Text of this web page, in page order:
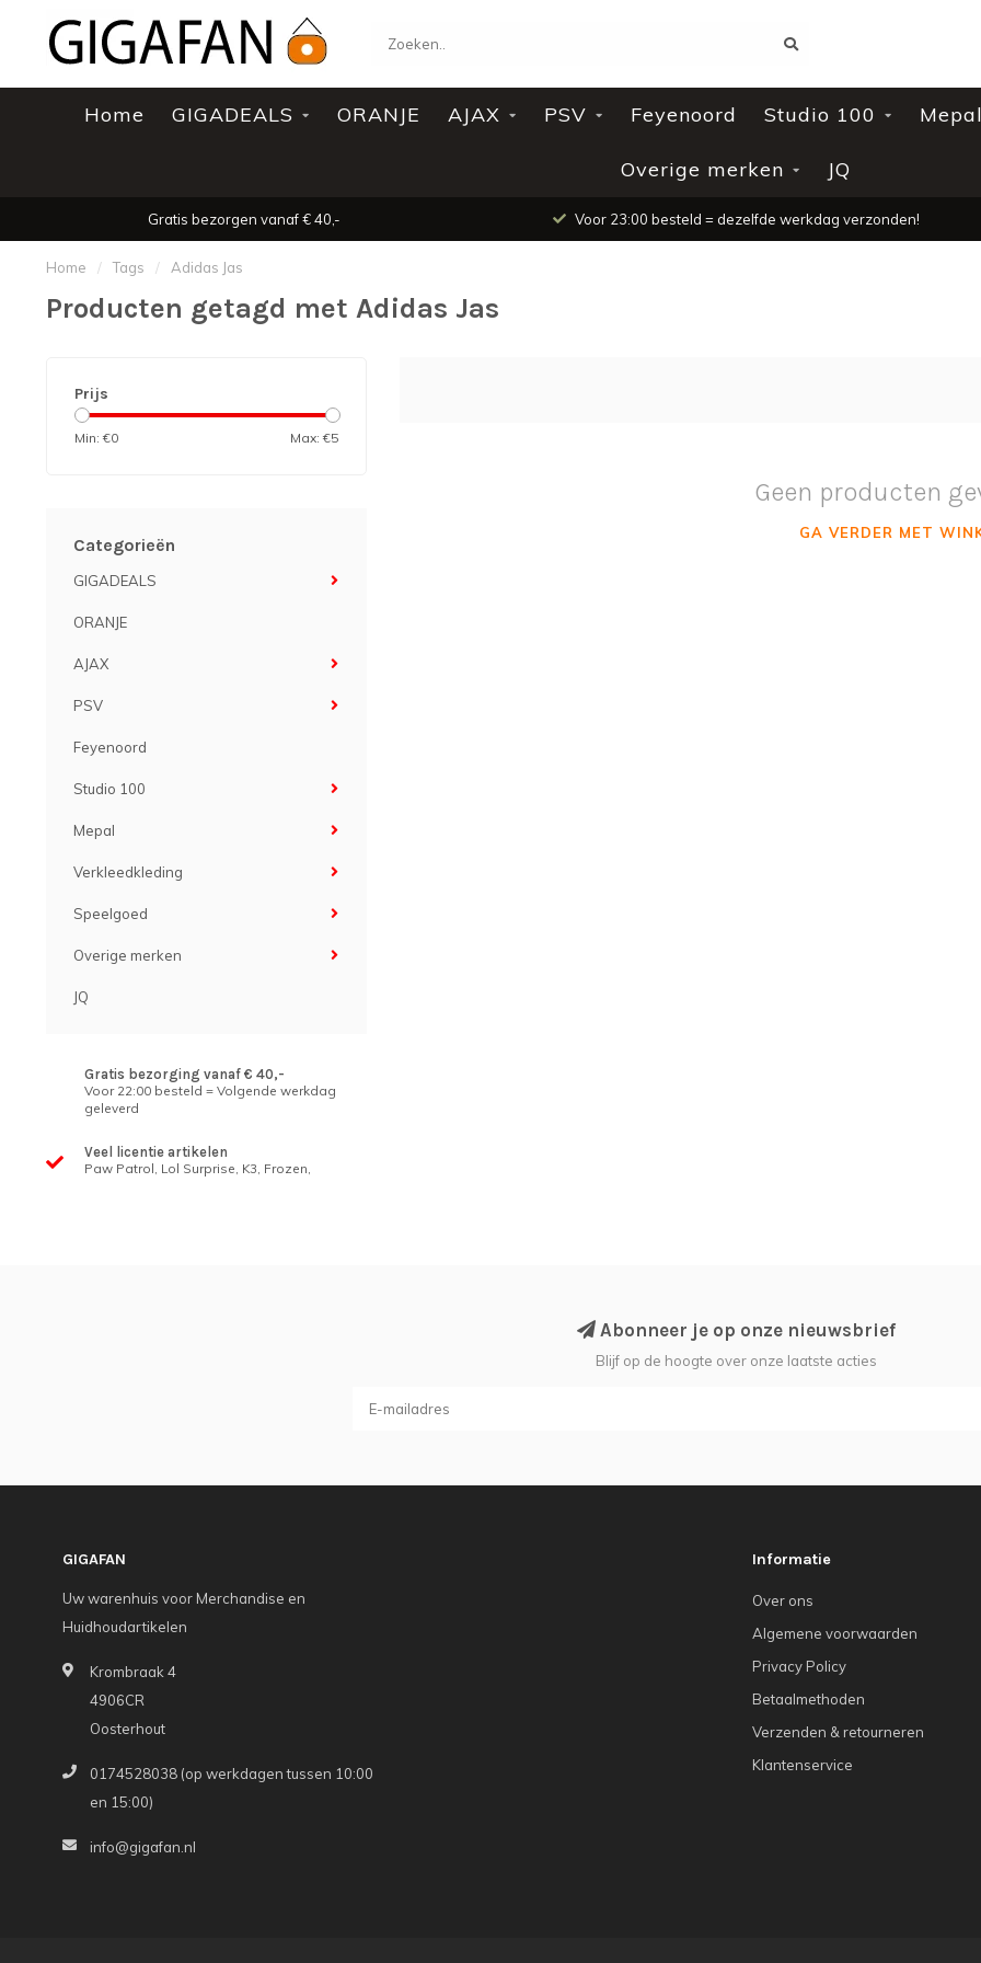
Home GIGADEALS ORANJE AJAX PSV Feyenoord Studio 100 Mepal
Overige merken JQ
Gratis bezorgen vanaf € 40,- Voor 23:00 besteld = dezelfde werkdag verzonden!
Home / Tags / Adidas Jas
Producten getagd met Adidas Jas
Prijs
Min: €0 Max: €5
Categorieën
GIGADEALS
ORANJE
AJAX
PSV
Feyenoord
Studio 100
Mepal
Verkleedkleding
Speelgoed
Overige merken
JQ
Gratis bezorging vanaf € 40,-
Voor 22:00 besteld = Volgende werkdag
geleverd
Veel licentie artikelen
Paw Patrol, Lol Surprise, K3, Frozen,
Geen producten
GA VERDER MET
Abonneer je op onze nieuwsbrief
Blijf op de hoogte over onze laatste acties
GIGAFAN
Uw warenhuis voor Merchandise en
Huidhoudartikelen
Krombraak 4
4906CR
Oosterhout
0174528038 (op werkdagen tussen 10:00
en 15:00)
info@gigafan.nl
Informatie
Over ons
Algemene voorwaarden
Privacy Policy
Betaalmethoden
Verzenden & retourneren
Klantenservice